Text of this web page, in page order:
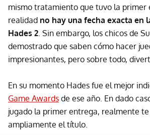
mismo tratamiento que tuvo la primer
realidad no hay una fecha exacta en
Hades 2. Sin embargo, los chicos de
demostrado que saben cómo hacer
impresionantes, pero sobre todo,
En su momento Hades fue el mejor
Game Awards de ese año. En dado
jugado la primer entrega, realmente
ampliamente el título.